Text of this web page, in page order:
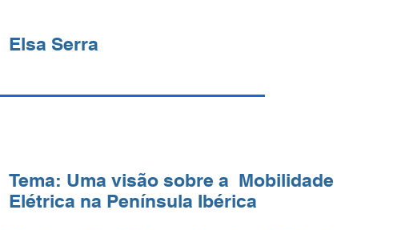
Elsa Serra
Tema: Uma visão sobre a Mobilidade
Elétrica na Península Ibérica